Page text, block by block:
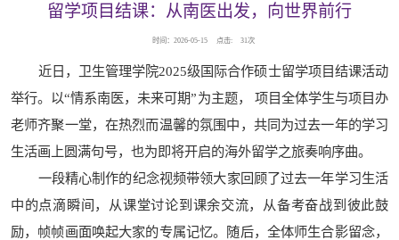
留学项目结课：从南医出发，向世界前行
时间：2026-05-15 点击: 31次
近日，卫生管理学院2025级国际合作硕士留学项目结课活动
举行。以“情系南医，未来可期”为主题， 项目全体学生与项目办
老师齐聚一堂，在热烈而温馨的氛围中，共同为过去一年的学习
生活画上圆满句号，也为即将开启的海外留学之旅奏响序曲。
一段精心制作的纪念视频带领大家回顾了过去一年学习生活
中的点滴瞬间，从课堂讨论到课余交流，从备考奋战到彼此鼓
励，帧帧画面唤起大家的专属记忆。随后，全体师生合影留念，